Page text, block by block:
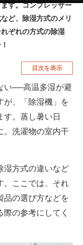
メ
す。コンプレッサー
ど、除湿方式のメリ
ぞれの方式の除湿
目次を表示
い──高温多湿が避
が、「除湿機」を
。蒸し暑い日
。洗濯物の室内干
方式の違いなど
。ここでは、それ
品の選び方などを
の参考にしてく